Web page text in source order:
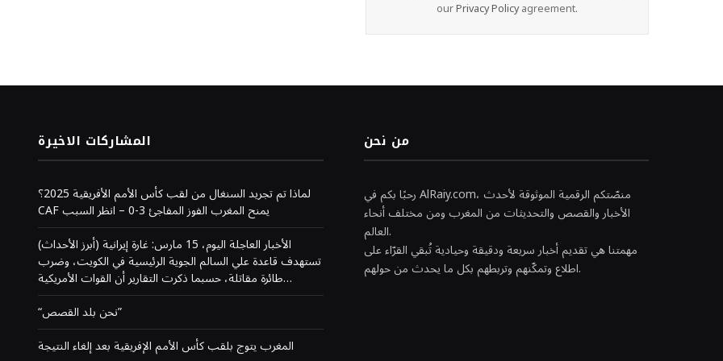
ourPrivacy Policyagreement.
المشاركات الاخيرة
لماذا تم تجريد السنغال من لقب كأس الأمم الأفريقية 2025؟
CAF يمنح المغرب الفوز المفاجئ 3-0 – انظر السبب
(أبرز الأحداث) الأخبار العاجلة اليوم، 15 مارس: غارة إيرانية
تستهدف قاعدة علي السالم الجوية الرئيسية في الكويت، وضرب
طائرة مقاتلة، حسبما ذكرت التقارير أن القوات الأمريكية…
“نحن بلد القصص”
المغرب يتوج بلقب كأس الأمم الإفريقية بعد إلغاء النتيجة
من نحن
رحبًا بكم في AlRaiy.com، منصّتكم الرقمية الموثوقة لأحدث
الأخبار والقصص والتحديثات من المغرب ومن مختلف أنحاء
العالم.
مهمتنا هي تقديم أخبار سريعة ودقيقة وحيادية تُبقي القرّاء على
اطلاع وتمكّنهم وتربطهم بكل ما يحدث من حولهم.